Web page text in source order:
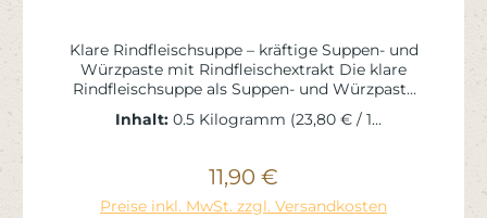
Klare Rindfleischsuppe – kräftige Suppen- und
Würzpaste mit Rindfleischextrakt Die klare
Rindfleischsuppe als Suppen- und Würzpaste
ist eine klassische, fein abgestimmte Basis zur
Herstellung klarer Rinderbrühen sowie zum
Hochwertiges Rinderfett und
Rindfleischextrakt, kombiniert mit Gemüse
und ausgewählten Gewürzen, sorgen für
Inhalt: 0.5 Kilogramm (23,80 € / 1
Regulärer Preis:
11,90 €
Preise inkl. MwSt. zzgl. Versandkosten
In den Warenkorb